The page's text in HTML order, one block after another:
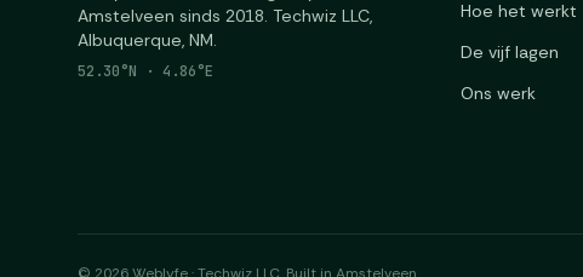
Amstelveen sinds 2018. Techwiz LLC,
Albuquerque, NM.
52.30°N · 4.86°E
Hoe het werkt
De vijf lagen
Ons werk